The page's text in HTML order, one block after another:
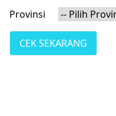
Provinsi